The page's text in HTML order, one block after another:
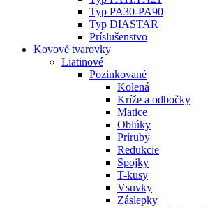
Typ PA30-PA90
Typ DIASTAR
Príslušenstvo
Kovové tvarovky
Liatinové
Pozinkované
Kolená
Kríže a odbočky
Matice
Oblúky
Príruby
Redukcie
Spojky
T-kusy
Vsuvky
Záslepky